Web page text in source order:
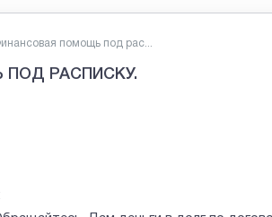
помощь под рас...
РАСПИСКУ.